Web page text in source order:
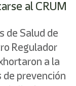
al CRUM
de Salud de
Regulador
a la
prevención